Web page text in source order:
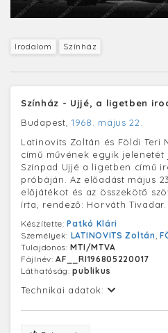
Irodalom Színház
Színház - Ujjé, a ligetben
Budapest, 1968. május 22.
Latinovits Zoltán és Földi Teri
című művének egyik jelenetét
Színpad Ujjé a ligetben című
próbáján. Az előadást május
előjátékot és az összekötő
írta, rendező: Horváth Tivadar.
Készítette:Patkó Klári
Személyek: LATINOVITS Zoltán ,
Tulajdonos:MTI/MTVA
Fájlnév:AF__RI196805220017
Láthatóság:publikus
Technikai adatok: